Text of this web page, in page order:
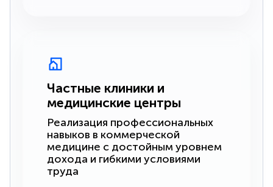
Частные клиники и
медицинские центры
Реализация профессиональных
навыков в коммерческой
медицине с достойным уровнем
дохода и гибкими условиями
труда